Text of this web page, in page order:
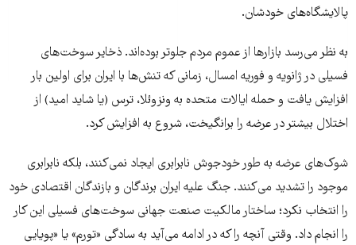
پالایشگاه‌های خودشان.
به نظر می‌رسد بازارها از عموم مردم جلوتر بوده‌اند. ذخایر سوخت‌های
فسیلی در ژانویه و فوریه امسال، زمانی که تنش‌ها با ایران برای اولین بار
افزایش یافت و حمله ایالات متحده به ونزوئلا، ترس (یا شاید امید) از
اختلال بیشتر در عرضه را برانگیخت، شروع به افزایش کرد.
شوک‌های عرضه به طور خودجوش نابرابری ایجاد نمی‌کنند، بلکه نابرابری
موجود را تشدید می‌کنند. جنگ علیه ایران برندگان و بازندگان اقتصادی خود
را انتخاب نکرد؛ ساختار مالکیت صنعت جهانی سوخت‌های فسیلی این کار
را انجام داد. وقتی آنچه را که در ادامه می‌آید به سادگی «تورم» یا «پویایی